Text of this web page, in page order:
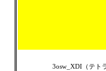
3osw_XDI（テト